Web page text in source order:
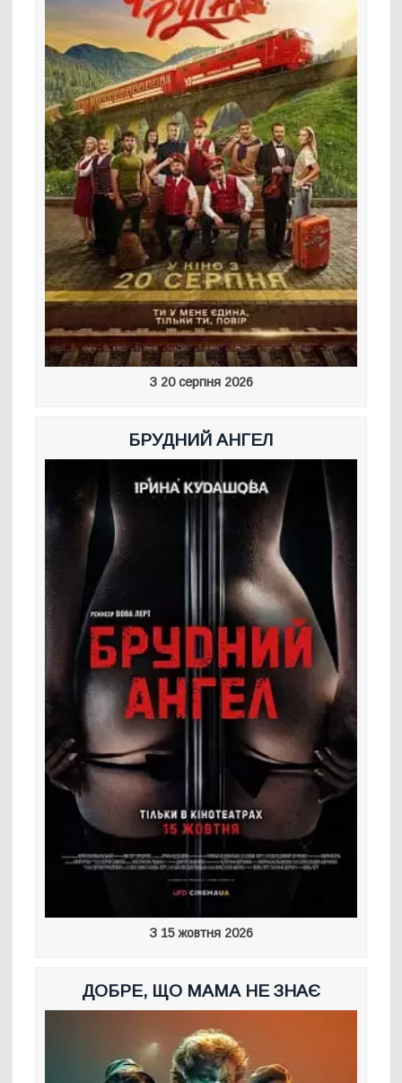
З 20 серпня 2026
БРУДНИЙ АНГЕЛ
З 15 жовтня 2026
ДОБРЕ, ЩО МАМА НЕ ЗНАЄ